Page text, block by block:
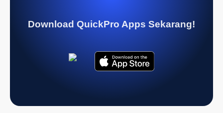
Download QuickPro Apps Sekarang!